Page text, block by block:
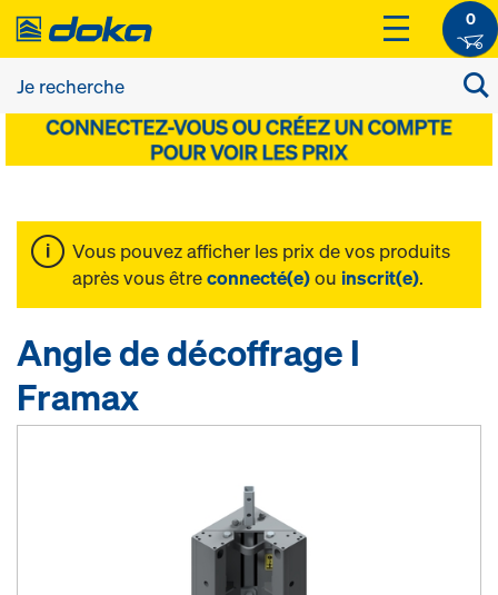
0
Vous pouvez afficher les prix de vos produits
après vous êtreconnecté(e)ou inscrit(e).
Angle de décoffrage I
Framax